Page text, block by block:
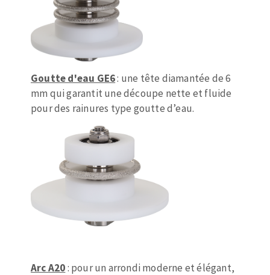
Ponceuses
Tours à métaux
Fraises scies
Rubans
Forets métaux
Goutte d'eau GE6: une tête diamantée de 6
mm qui garantit une découpe nette et fluide
pour des rainures type goutte d’eau.
Arc A20: pour un arrondi moderne et élégant,